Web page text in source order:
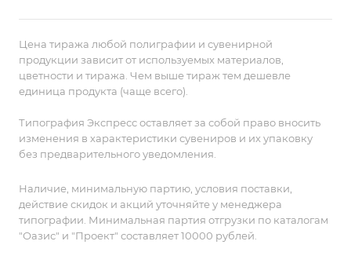
уход за изделием. В сложенном виде очень
компактен: удобно взять с собой в дорогу или на
природу, чтобы сделать поездку более комфортной.
Цена тиража любой полиграфии и сувенирной
продукции зависит от используемых материалов,
цветности и тиража. Чем выше тираж тем дешевле
единица продукта (чаще всего).
Типография Экспресс оставляет за собой право вносить
изменения в характеристики сувениров и их упаковку
без предварительного уведомления.
Наличие, минимальную партию, условия поставки,
действие скидок и акций уточняйте у менеджера
типографии. Минимальная партия отгрузки по каталогам
"Оазис" и "Проект" составляет 10000 рублей.